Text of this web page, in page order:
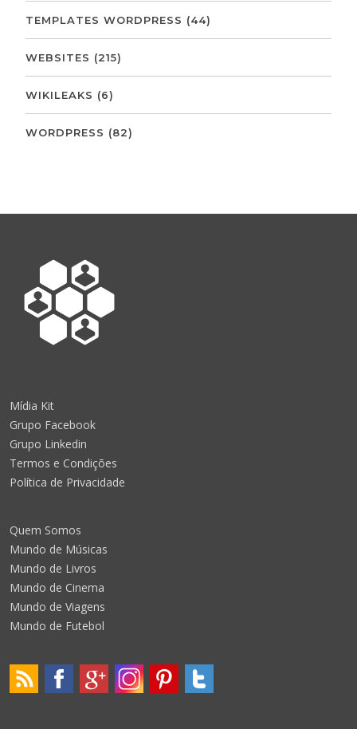
TEMPLATES WORDPRESS (44)
WEBSITES (215)
WIKILEAKS (6)
WORDPRESS (82)
Mídia Kit
Grupo Facebook
Grupo Linkedin
Termos e Condições
Política de Privacidade
Quem Somos
Mundo de Músicas
Mundo de Livros
Mundo de Cinema
Mundo de Viagens
Mundo de Futebol